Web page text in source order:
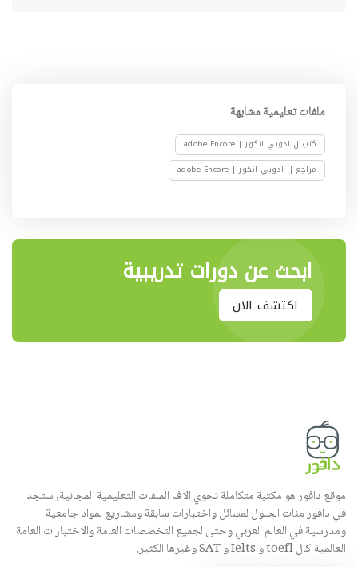
ملفات تعليمية مشابهة
كتب ل ادوبي انكور | adobe Encore
مراجع ل ادوبي انكور | adobe Encore
ابحث عن دورات تدريبية
اكتشف الان
موقع دافور هو مكتبة متكاملة تحوي الاف الملفات التعليمية المجانية, ستجد
في دافور مئات الحلول لمسائل واختبارات سابقة ومشاريع لمواد جامعية
ومدرسية في العالم العربي وحتى لجميع التخصصات العامة والاختبارات العامة
العالمية كال toefl و Ielts و SAT وغيرها الكثير.